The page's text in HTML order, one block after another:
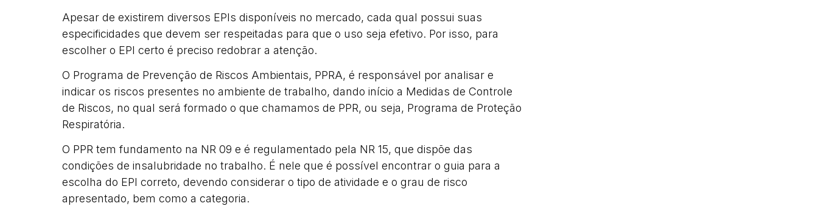
Apesar de existirem diversos EPIs disponíveis no mercado, cada qual possui suas
especificidades que devem ser respeitadas para que o uso seja efetivo. Por isso, para
escolher o EPI certo é preciso redobrar a atenção.
O Programa de Prevenção de Riscos Ambientais, PPRA, é responsável por analisar e
indicar os riscos presentes no ambiente de trabalho, dando início a Medidas de Controle
de Riscos, no qual será formado o que chamamos de PPR, ou seja, Programa de Proteção
Respiratória.
O PPR tem fundamento na NR 09 e é regulamentado pela NR 15, que dispõe das
condições de insalubridade no trabalho. É nele que é possível encontrar o guia para a
escolha do EPI correto, devendo considerar o tipo de atividade e o grau de risco
apresentado, bem como a categoria.